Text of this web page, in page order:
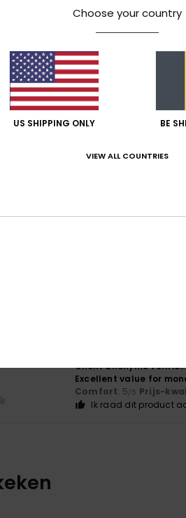
klanten
Client anonyme vérifié
Excellent value for
Comfort: 5/5 Prijs-
Ik raad dit product
Choose your country
US SHIPPING ONLY BE
VIEW ALL COUNTRIES